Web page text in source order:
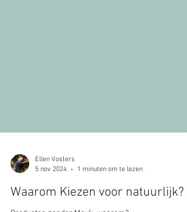
Ellen Vosters
5 nov 2024
1 minuten om te lezen